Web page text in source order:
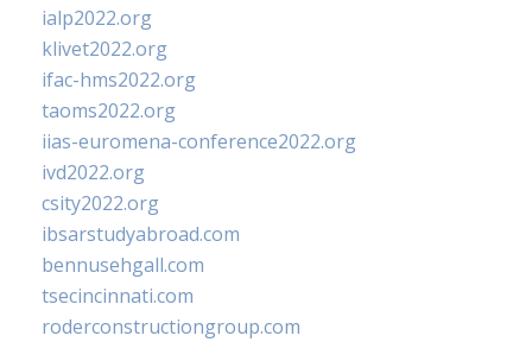
ialp2022.org
klivet2022.org
ifac-hms2022.org
taoms2022.org
iias-euromena-conference2022.org
ivd2022.org
csity2022.org
ibsarstudyabroad.com
bennusehgall.com
tsecincinnati.com
roderconstructiongroup.com